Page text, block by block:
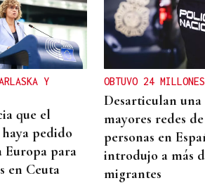
Y
que el
pedido
Europa para
en Ceuta
OBTUVO 24
Desarticulan una
mayores redes
personas en
introdujo a más
migrantes